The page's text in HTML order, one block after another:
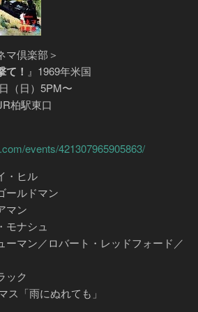
マ倶楽部＞
て！ 』1969年米国
（日）5PM〜
柏駅東口
events/421307965905863/
・ヒル
ールドマン
マン
モナシュ
ーマン／ロバート・レッドフォード／
ック
ス「雨にぬれても」